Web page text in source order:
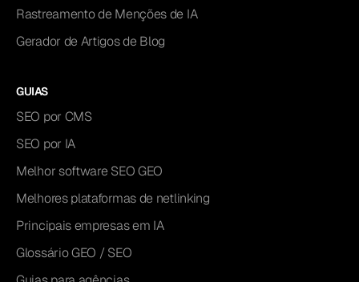
Rastreamento de Menções de IA
Gerador de Artigos de Blog
GUIAS
SEO por CMS
SEO por IA
Melhor software SEO GEO
Melhores plataformas de netlinking
Principais empresas em IA
Glossário GEO / SEO